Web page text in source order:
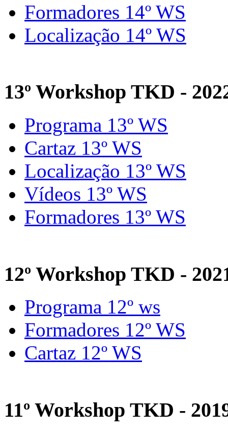
Formadores 14º WS
Localização 14º WS
13º Workshop TKD -
Programa 13º WS
Cartaz 13º WS
Localização 13º WS
Vídeos 13º WS
Formadores 13º WS
12º Workshop TKD -
Programa 12º ws
Formadores 12º WS
Cartaz 12º WS
11º Workshop TKD -